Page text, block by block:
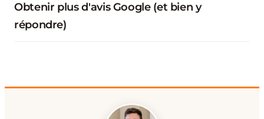
Obtenir plus d'avis Google (et bien y
répondre)